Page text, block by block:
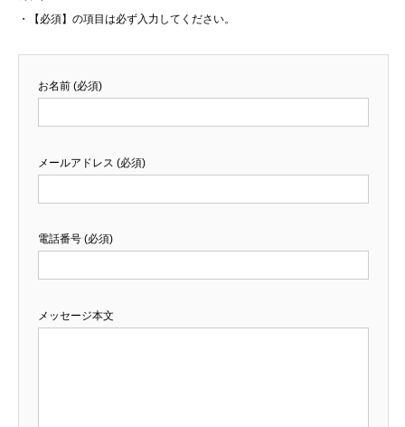
・【必須】の項目は必ず入力してください。
お名前 (必須)
メールアドレス (必須)
電話番号 (必須)
メッセージ本文